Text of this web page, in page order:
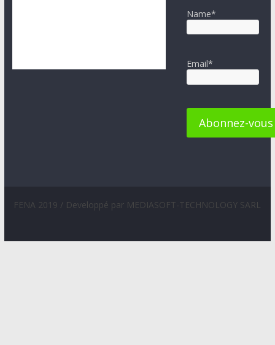
Name*
Email*
FENA 2019 / Developpé par MEDIASOFT-TECHNOLOGY SARL